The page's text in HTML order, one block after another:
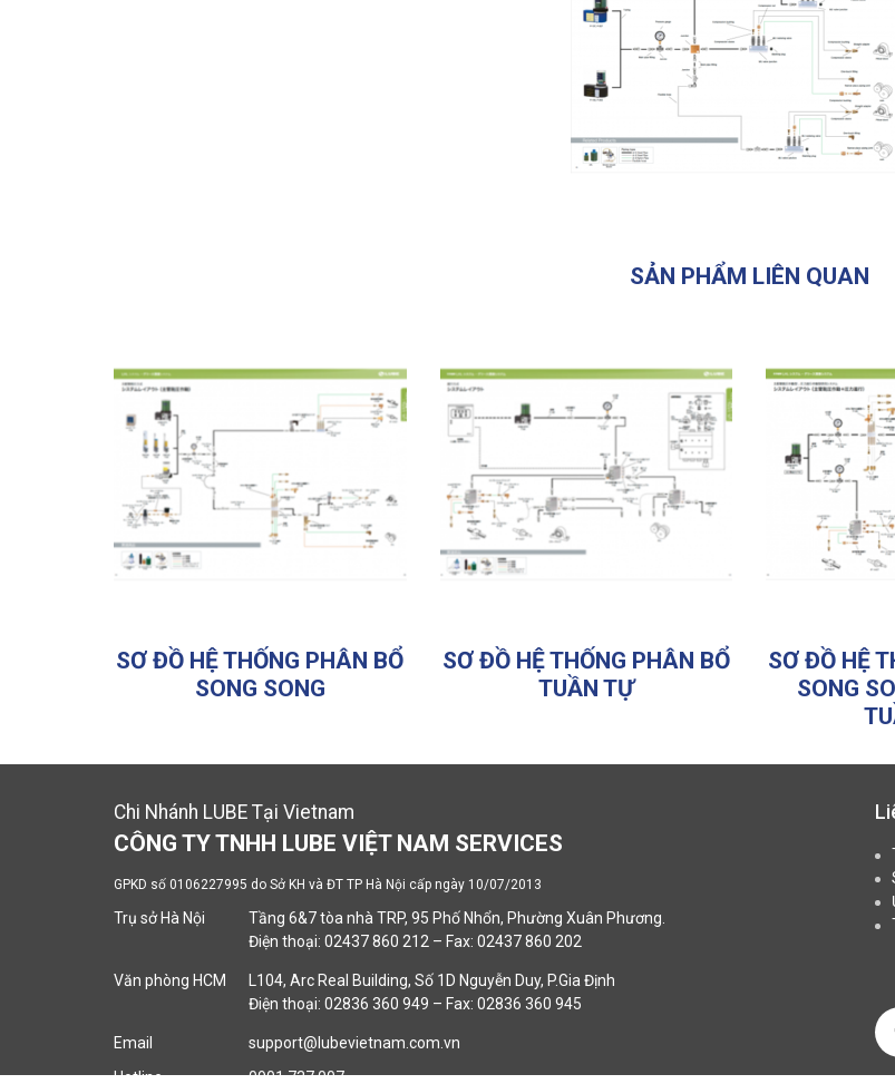
SẢN PHẨM LIÊN QUAN
SƠ ĐỒ HỆ THỐNG PHÂN BỔ
SONG SONG
SƠ ĐỒ HỆ THỐNG PHÂN BỔ
TUẦN TỰ
SƠ ĐỒ HỆ
SONG
Chi Nhánh LUBE Tại Vietnam
CÔNG TY TNHH LUBE VIỆT NAM SERVICES
GPKD số 0106227995 do Sở KH và ĐT TP Hà Nội cấp ngày 10/07/2013
Trụ sở Hà Nội
Tầng 6&7 tòa nhà TRP, 95 Phố Nhổn, Phường Xuân Phương.
Điện thoại: 02437 860 212 – Fax: 02437 860 202
Văn phòng HCM
L104, Arc Real Building, Số 1D Nguyễn Duy, P.Gia Định
Điện thoại: 02836 360 949 – Fax: 02836 360 945
Email
support@lubevietnam.com.vn
Hotline
0901 737 007